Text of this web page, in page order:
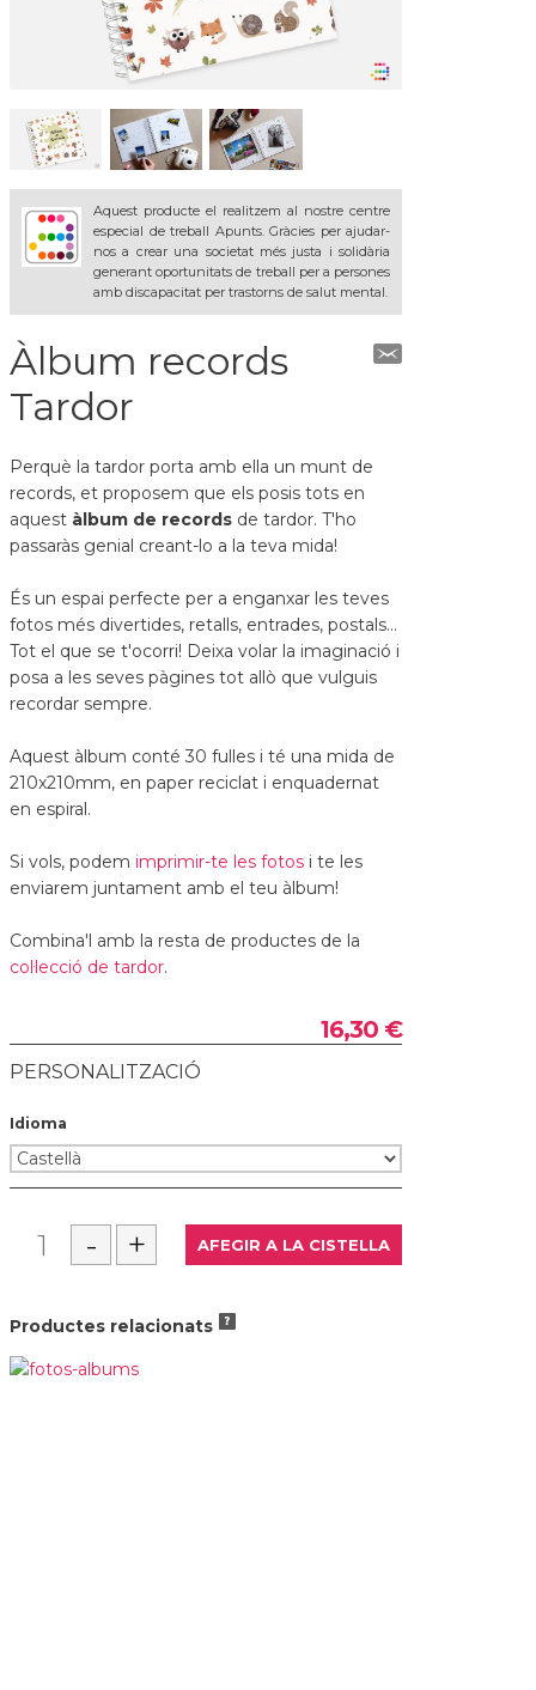
Aquest producte el realitzem al nostre centre
especial de treball Apunts. Gràcies per ajudar-
nos a crear una societat més justa i solidària
generant oportunitats de treball per a persones
amb discapacitat per trastorns de salut mental.
Àlbum records
Tardor
Perquè la tardor porta amb ella un munt de
records, et proposem que els posis tots en
aquest àlbum de records de tardor. T'ho
passaràs genial creant-lo a la teva mida!
És un espai perfecte per a enganxar les teves
fotos més divertides, retalls, entrades, postals...
Tot el que se t'ocorri! Deixa volar la imaginació i
posa a les seves pàgines tot allò que vulguis
recordar sempre.
Aquest àlbum conté 30 fulles i té una mida de
210x210mm, en paper reciclat i enquadernat
en espiral.
Si vols, podem imprimir-te les fotos i te les
enviarem juntament amb el teu àlbum!
Combina'l amb la resta de productes de la
col·lecció de tardor.
16,30 €
PERSONALITZACIÓ
Idioma
Productes relacionats